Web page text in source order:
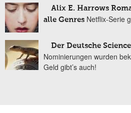
Alix E. Harrows
alle Genres Netflix-Serie
Der Deutsche
Nominierungen wurden
Geld gibt’s auch!